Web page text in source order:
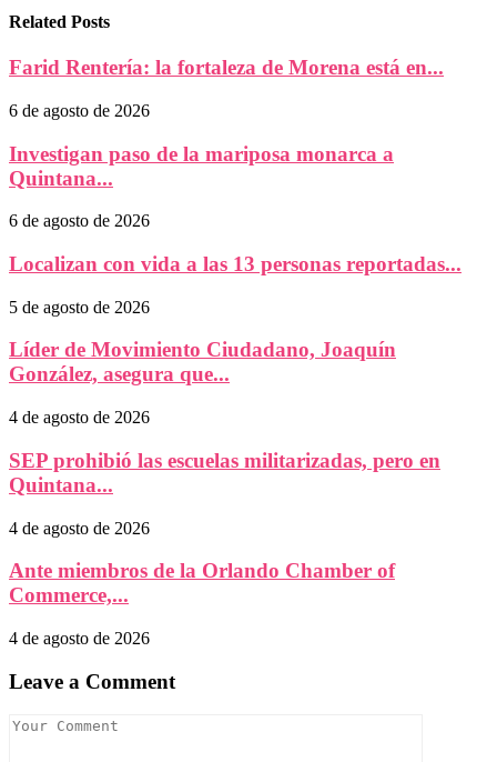
Related Posts
Farid Rentería: la fortaleza de Morena está en...
6 de agosto de 2026
Investigan paso de la mariposa monarca a
Quintana...
6 de agosto de 2026
Localizan con vida a las 13 personas reportadas...
5 de agosto de 2026
Líder de Movimiento Ciudadano, Joaquín
González, asegura que...
4 de agosto de 2026
SEP prohibió las escuelas militarizadas, pero en
Quintana...
4 de agosto de 2026
Ante miembros de la Orlando Chamber of
Commerce,...
4 de agosto de 2026
Leave a Comment